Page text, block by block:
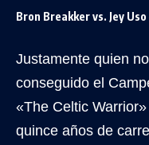
Bron Breakker vs. Jey
Justamente quien
conseguido el
«The Celtic Warrior»
quince años de